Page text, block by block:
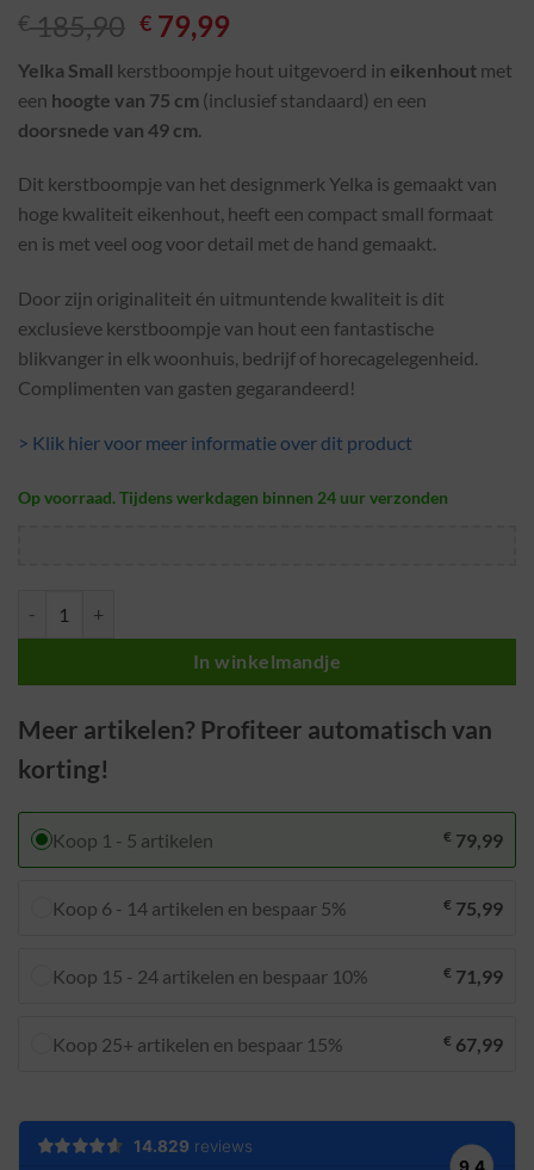
€185,90 € 79,99
Yelka Small kerstboompje hout uitgevoerd in eikenhout met
een hoogte van 75 cm (inclusief standaard) en een
doorsnede van 49 cm
Dit kerstboompje van het designmerk Yelka is gemaakt van
hoge kwaliteit eikenhout, heeft een compact small formaat
en is met veel oog voor detail met de hand gemaakt.
Door zijn originaliteit én uitmuntende kwaliteit is dit
exclusieve kerstboompje van hout een fantastische
blikvanger in elk woonhuis, bedrijf of horecagelegenheid.
Complimenten van gasten gegarandeerd!
> Klik hier voor meer informatie over dit product
Op voorraad. Tijdens werkdagen binnen 24 uur verzonden
In winkelmandje
Meer artikelen? Profiteer automatisch van
korting!
Koop 1 - 5 artikelen € 79,99
Koop 6 - 14 artikelen en bespaar 5% € 75,99
Koop 15 - 24 artikelen en bespaar 10% € 71,99
Koop 25+ artikelen en bespaar 15% € 67,99